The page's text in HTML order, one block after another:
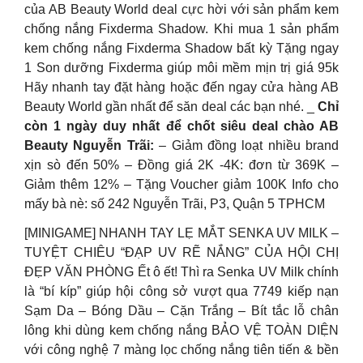
của AB Beauty World deal cực hời với sản phẩm kem
chống nắng Fixderma Shadow. Khi mua 1 sản phẩm
kem chống nắng Fixderma Shadow bất kỳ Tặng ngay
1 Son dưỡng Fixderma giúp môi mềm mịn trị giá 95k
Hãy nhanh tay đặt hàng hoặc đến ngay cửa hàng AB
Beauty World gần nhất để săn deal các bạn nhé. _ Chỉ
còn 1 ngày duy nhất để chốt siêu deal chào AB
Beauty Nguyễn Trãi: – Giảm đồng loạt nhiều brand
xịn sò đến 50% – Đồng giá 2K -4K: đơn từ 369K –
Giảm thêm 12% – Tặng Voucher giảm 100K Info cho
mấy bà nè: số 242 Nguyễn Trãi, P3, Quận 5 TPHCM
[MINIGAME] NHANH TAY LẸ MẮT SENKA UV MILK –
TUYỆT CHIÊU “ĐẠP UV RẼ NẮNG” CỦA HỘI CHỊ
ĐẸP VĂN PHÒNG Ết ô ết! Thì ra Senka UV Milk chính
là “bí kíp” giúp hội công sở vượt qua 7749 kiếp nạn
Sạm Da – Bóng Dầu – Cặn Trắng – Bít tắc lỗ chân
lông khi dùng kem chống nắng BẢO VỆ TOÀN DIỆN
với công nghệ 7 màng lọc chống nắng tiên tiến & bền